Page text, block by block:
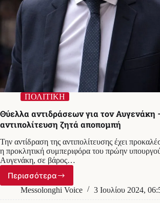
ΠΟΛΙΤΙΚΗ
Θύελλα αντιδράσεων για τον Αυγενάκη
αντιπολίτευση ζητά αποπομπή
Την αντίδραση της αντιπολίτευσης έχει
η προκλητική συμπεριφόρα του πρώην
Αυγενάκη, σε βάρος…
Περισσότερα
Θύελλα
αντιδράσεων
Messolonghi Voice 3 Ιουλίου 2024,